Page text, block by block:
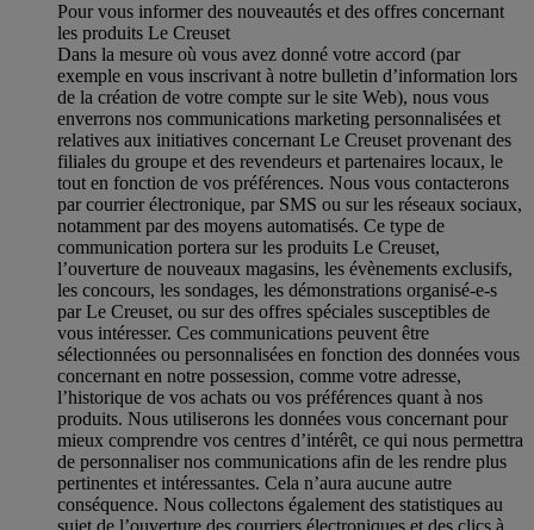
Pour vous informer des nouveautés et des offres concernant
les produits Le Creuset
Dans la mesure où vous avez donné votre accord (par
exemple en vous inscrivant à notre bulletin d’information lors
de la création de votre compte sur le site Web), nous vous
enverrons nos communications marketing personnalisées et
relatives aux initiatives concernant Le Creuset provenant des
filiales du groupe et des revendeurs et partenaires locaux, le
tout en fonction de vos préférences. Nous vous contacterons
par courrier électronique, par SMS ou sur les réseaux sociaux,
notamment par des moyens automatisés. Ce type de
communication portera sur les produits Le Creuset,
l’ouverture de nouveaux magasins, les évènements exclusifs,
les concours, les sondages, les démonstrations organisé-e-s
par Le Creuset, ou sur des offres spéciales susceptibles de
vous intéresser. Ces communications peuvent être
sélectionnées ou personnalisées en fonction des données vous
concernant en notre possession, comme votre adresse,
l’historique de vos achats ou vos préférences quant à nos
produits. Nous utiliserons les données vous concernant pour
mieux comprendre vos centres d’intérêt, ce qui nous permettra
de personnaliser nos communications afin de les rendre plus
pertinentes et intéressantes. Cela n’aura aucune autre
conséquence. Nous collectons également des statistiques au